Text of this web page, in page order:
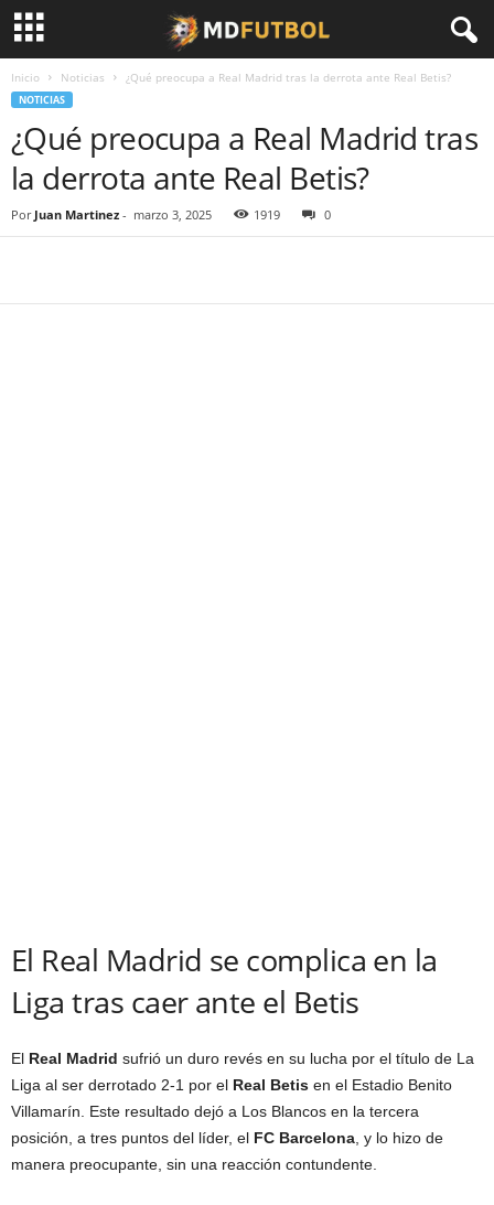
Inicio Noticias ¿Qué preocupa a Real Madrid tras la derrota ante Real Betis?
NOTICIAS
¿Qué preocupa a Real Madrid tras
la derrota ante Real Betis?
Por Juan Martinez - marzo 3, 2025 1919 0
El Real Madrid se complica en la
Liga tras caer ante el Betis
El Real Madrid sufrió un duro revés en su lucha por el título de La
Liga al ser derrotado 2-1 por el Real Betis en el Estadio Benito
Villamarín. Este resultado dejó a Los Blancos en la tercera
posición, a tres puntos del líder, el FC Barcelona , y lo hizo de
manera preocupante, sin una reacción contundente.